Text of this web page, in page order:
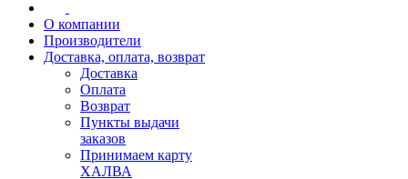
О компании
Производители
Доставка, оплата, возврат
Доставка
Оплата
Возврат
Пункты выдачи
заказов
Принимаем карту
ХАЛВА